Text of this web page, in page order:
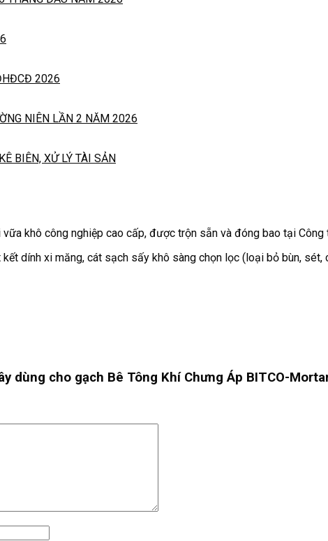
2026
NIÊN LẦN 2 NĂM 2026
BIÊN, XỬ LÝ TÀI SẢN
khô công nghiệp cao cấp, được trộn sẵn và đóng bao tại Công
kết dính xi măng, cát sạch sấy khô sàng chọn lọc (loại bỏ bùn,
dùng cho gạch Bê Tông Khí Chưng Áp BITCO-